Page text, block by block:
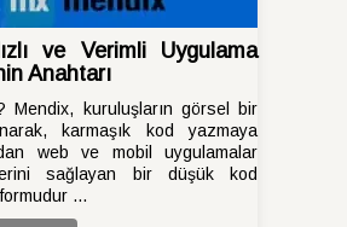
ve Verimli Uygulama
Anahtarı
Mendix, kuruluşların görsel bir
karmaşık kod yazmaya
web ve mobil uygulamalar
sağlayan bir düşük kod
...